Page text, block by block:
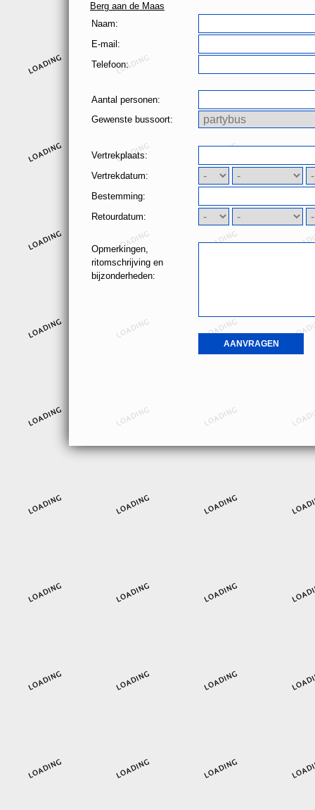
Berg aan de Maas
Naam:
E-mail:
Telefoon:
Aantal personen:
Gewenste bussoort:
Vertrekplaats:
Vertrekdatum:
Bestemming:
Retourdatum:
Opmerkingen,
ritomschrijving en
bijzonderheden: